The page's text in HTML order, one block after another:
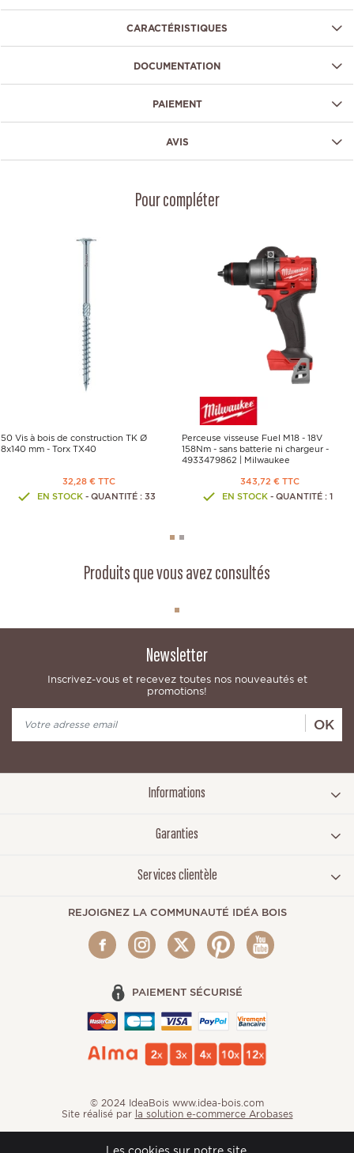
CARACTÉRISTIQUES
DOCUMENTATION
PAIEMENT
AVIS
Pour compléter
50 Vis à bois de construction TK Ø
8x140 mm - Torx TX40
32,28 € TTC
EN STOCK- QUANTITÉ : 33
Perceuse visseuse Fuel M18 - 18V
158Nm - sans batterie ni chargeur -
4933479862 | Milwaukee
343,72 € TTC
EN STOCK- QUANTITÉ : 1
Produits que vous avez consultés
Newsletter
Inscrivez-vous et recevez toutes nos nouveautés et
promotions!
OK
Informations
Garanties
Services clientèle
REJOIGNEZ LA COMMUNAUTÉ IDÉA BOIS
PAIEMENT SÉCURISÉ
© 2024 IdeaBois www.idea-bois.com
Site réalisé par la solution e-commerce Arobases